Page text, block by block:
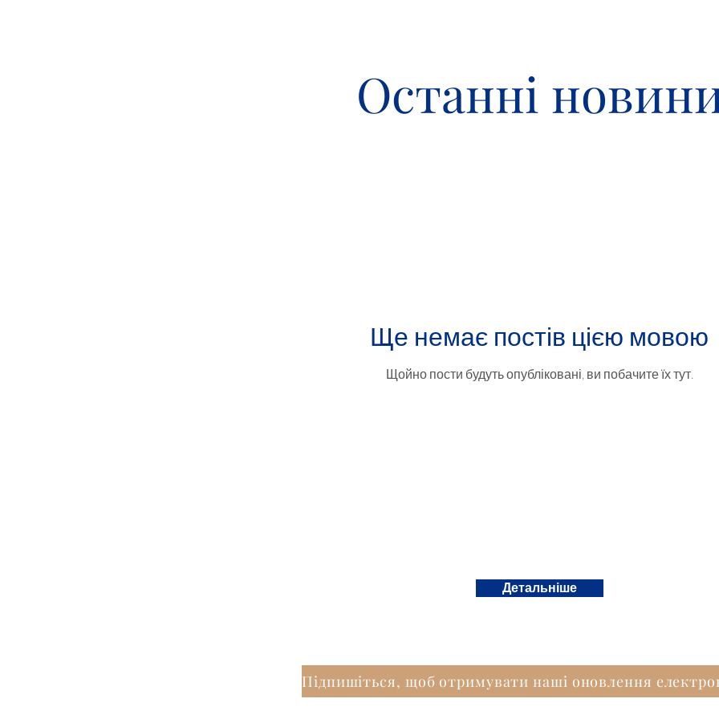
Останні
Ще немає постів цією мовою
Щойно пости будуть опубліковані, ви побачите їх тут.
Детальніше